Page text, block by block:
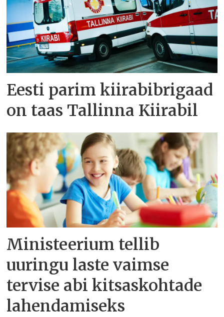
Eesti parim kiirabibrigaad
on taas Tallinna Kiirabil
Ministeerium tellib
uuringu laste vaimse
tervise abi kitsaskohtade
lahendamiseks